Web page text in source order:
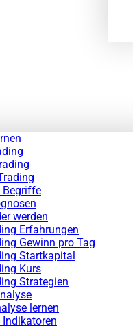
Begriffe
werden
Erfahrungen
Gewinn pro Tag
Startkapital
Kurs
Strategien
lernen